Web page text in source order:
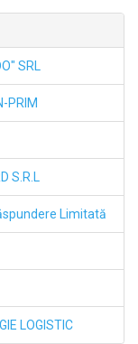
SRL
PRIM
S.R.L
Limitată
LOGISTIC